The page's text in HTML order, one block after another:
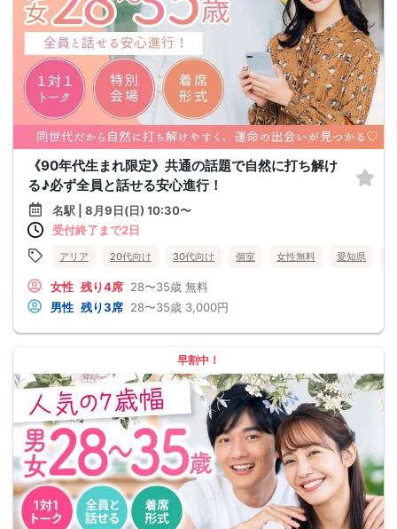
《90年代生まれ限定》共通の話題で自然に打ち解け
る♪必ず全員と話せる安心進行！
名駅 | 8月9日(日) 10:30〜
受付終了まで2日
アリア 20代向け 30代向け 個室 女性無料 愛知県
女性 残り4席 28〜35歳 無料
男性 残り3席 28〜35歳 3,000円
早割中！